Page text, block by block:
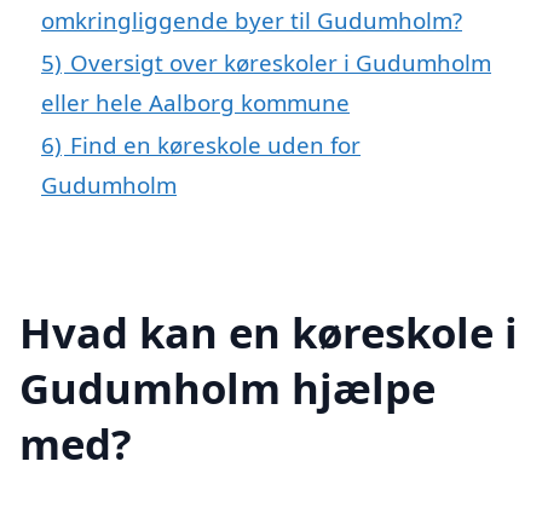
omkringliggende byer til Gudumholm?
5) Oversigt over køreskoler i Gudumholm
eller hele Aalborg kommune
6) Find en køreskole uden for
Gudumholm
Hvad kan en køreskole i
Gudumholm hjælpe
med?